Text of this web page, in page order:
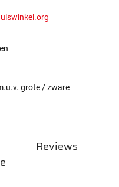
grote / zware
Reviews